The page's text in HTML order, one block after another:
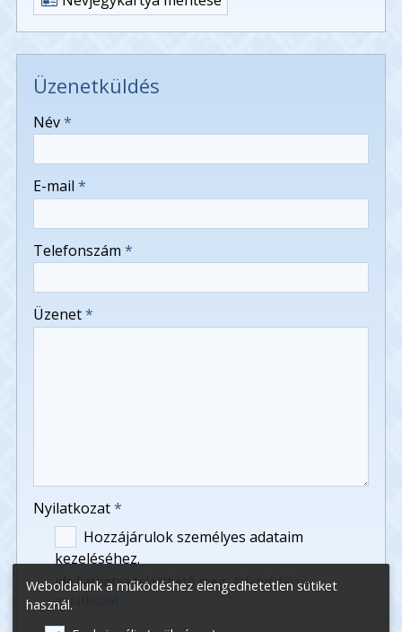
Üzenetküldés
-
Név*
E-mail *
Telefonszám *
Üzenet*
Nyilatkozat*
Hozzájárulok személyes adataim
kezeléséhez.
Ide kattintva tekinthető meg:Adatvédelmi
nyilatkozat
Weboldalunk a működéshez elengedhetetlen sütiket
használ.